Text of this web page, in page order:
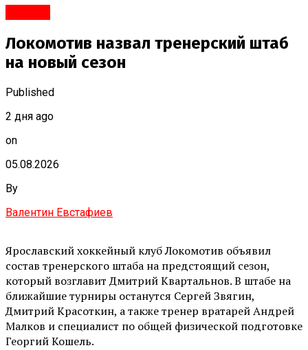
Локомотив назвал тренерский штаб
на новый сезон
Published
2 дня ago
on
05.08.2026
By
Валентин Евстафиев
Ярославский хоккейный клуб Локомотив объявил
состав тренерского штаба на предстоящий сезон,
который возглавит Дмитрий Квартальнов. В штабе на
ближайшие турниры останутся Сергей Звягин,
Дмитрий Красоткин, а также тренер вратарей Андрей
Малков и специалист по общей физической подготовке
Георгий Кошель.